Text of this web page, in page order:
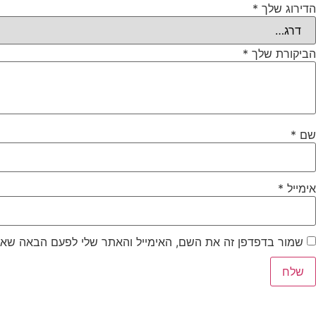
הדירוג שלך *
הביקורת שלך *
שם *
אימייל *
שמור בדפדפן זה את השם, האימייל והאתר שלי לפעם הבאה